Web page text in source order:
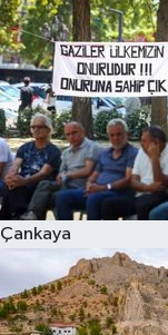
Çankaya